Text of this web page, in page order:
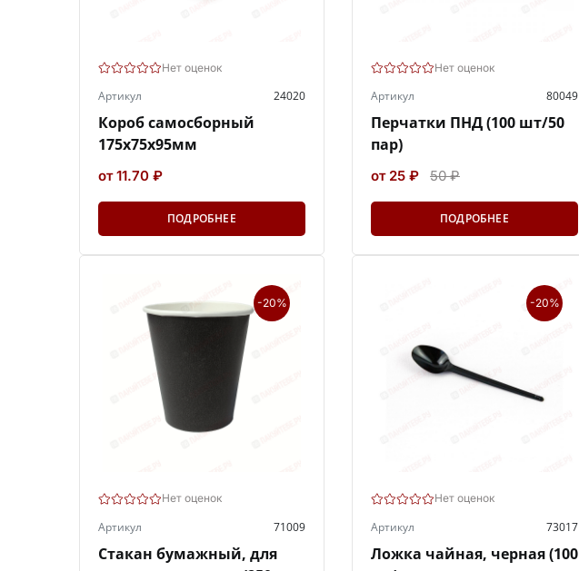
Нет оценок
Артикул 24020
Короб самосборный
175х75х95мм
от 11.70 ₽
ПОДРОБНЕЕ
Нет оценок
Артикул 80049
Перчатки ПНД (100 шт/50
пар)
от 25 ₽ 50 ₽
ПОДРОБНЕЕ
-20%
Нет оценок
Артикул 71009
Стакан бумажный, для
-20%
Нет оценок
Артикул 73017
Ложка чайная, черная (100